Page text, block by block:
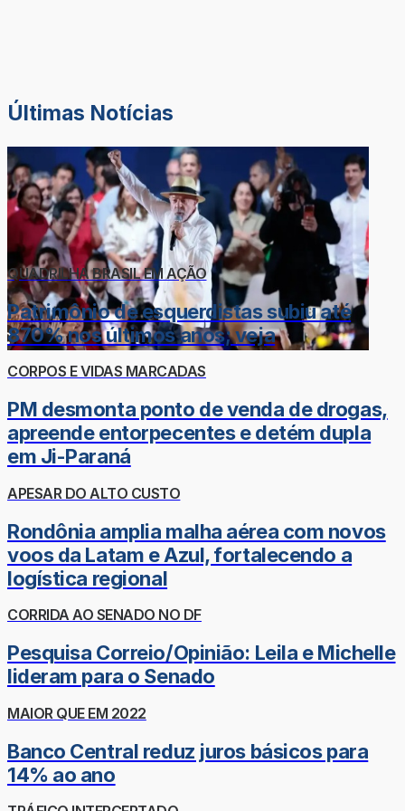
Últimas Notícias
QUADRILHA BRASIL EM AÇÃO
Patrimônio de esquerdistas subiu até
870% nos últimos anos; veja
CORPOS E VIDAS MARCADAS
PM desmonta ponto de venda de drogas,
apreende entorpecentes e detém dupla
em Ji-Paraná
APESAR DO ALTO CUSTO
Rondônia amplia malha aérea com novos
voos da Latam e Azul, fortalecendo a
logística regional
CORRIDA AO SENADO NO DF
Pesquisa Correio/Opinião: Leila e Michelle
lideram para o Senado
MAIOR QUE EM 2022
Banco Central reduz juros básicos para
14% ao ano